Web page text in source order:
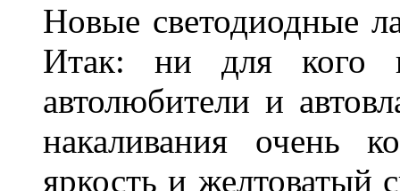
Новые светодиодные
Итак: ни для кого
автолюбители и
накаливания очень
яркость и желтоватый